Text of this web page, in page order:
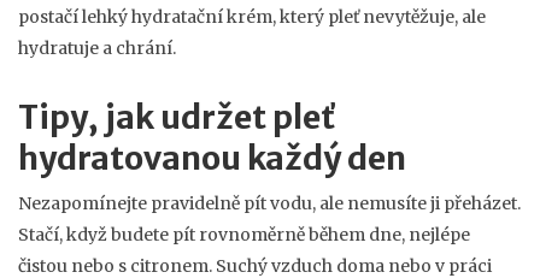
postačí lehký hydratační krém, který pleť nevytěžuje, ale
hydratuje a chrání.
Tipy, jak udržet pleť
hydratovanou každý den
Nezapomínejte pravidelně pít vodu, ale nemusíte ji přeházet.
Stačí, když budete pít rovnoměrně během dne, nejlépe
čistou nebo s citronem. Suchý vzduch doma nebo v práci